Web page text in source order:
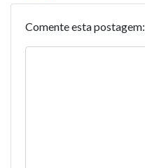
Comente esta postagem: